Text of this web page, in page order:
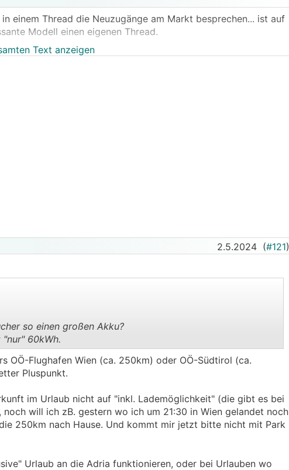
einem Thread die Neuzugänge am Markt besprechen... ist auf
Modell einen eigenen Thread.
den MG4 Kombi, der den MG5 beerben soll.
Text anzeigen
2.5.2024 (#121)
..
so einen großen Akku?
60kWh.
OÖ-Flughafen Wien (ca. 250km) oder OÖ-Südtirol (ca.
Pluspunkt.
im Urlaub nicht auf "inkl. Lademöglichkeit" (die gibt es bei
will ich zB. gestern wo ich um 21:30 in Wien gelandet noch
250km nach Hause. Und kommt mir jetzt bitte nicht mit Park
Urlaub an die Adria funktionieren, oder bei Urlauben wo